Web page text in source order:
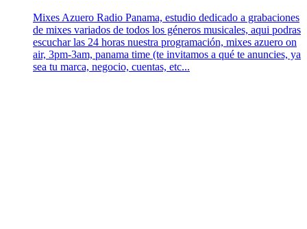
Mixes Azuero Radio Panama, estudio dedicado a grabaciones
de mixes variados de todos los géneros musicales, aqui podras
escuchar las 24 horas nuestra programación, mixes azuero on
air, 3pm-3am, panama time (te invitamos a qué te anuncies, ya
sea tu marca, negocio, cuentas, etc...